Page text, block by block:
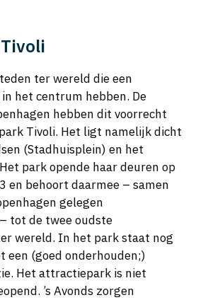
ter wereld die een
het centrum hebben. De
hebben dit voorrecht
Tivoli. Het ligt namelijk dicht
(Stadhuisplein) en het
park opende haar deuren op
en behoort daarmee – samen
gelegen
tot de twee oudste
wereld. In het park staat nog
een (goed onderhouden;)
Het attractiepark is niet
’s Avonds zorgen